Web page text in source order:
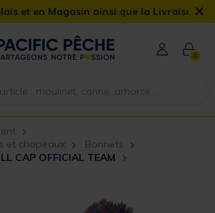
Magasin ainsi que la Livraison ×
0
et chapeaux
Bonnets
CAP OFFICIAL TEAM